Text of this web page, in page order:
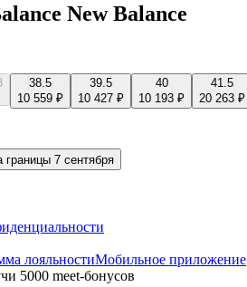
New Balance
38.5
10 559 ₽
39.5
10 427 ₽
40
10 193 ₽
41.5
20 263 ₽
границы 7 сентября
лояльностиМобильное приложение
5000 meet-бонусов